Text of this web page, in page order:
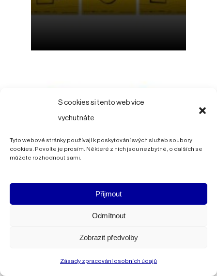
S cookies si tento web více
vychutnáte
Tyto webové stránky používají k poskytování svých služeb soubory
cookies. Povolte je prosím. Některé z nich jsou nezbytné, o dalších se
můžete rozhodnout sami.
Přijmout
Odmítnout
Zobrazit předvolby
Zásady zpracování osobních údajů